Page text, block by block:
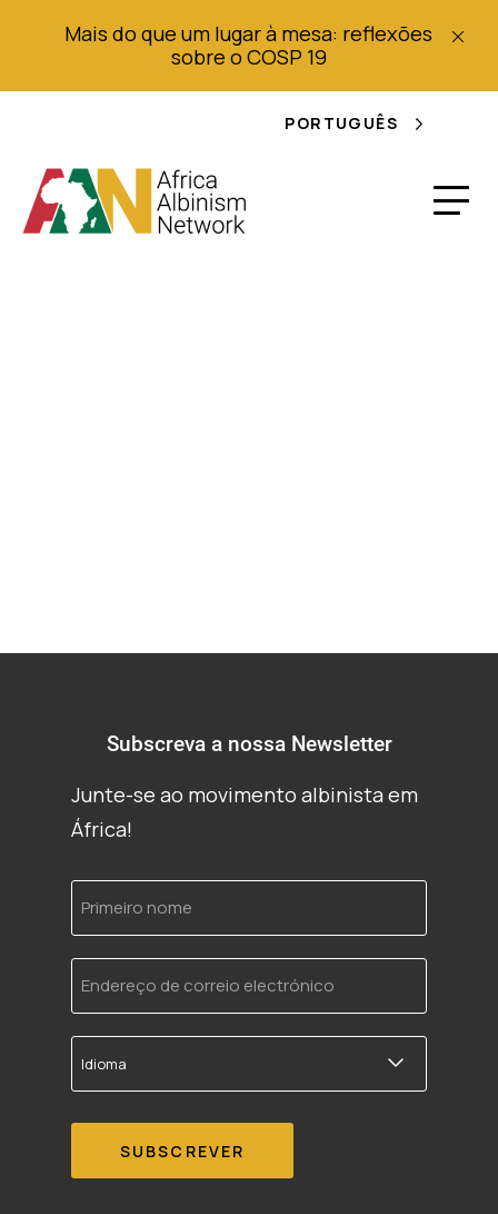
Mais do que um lugar à mesa: reflexões
sobre o COSP 19
PORTUGUÊS
Subscreva a nossa Newsletter
Junte-se ao movimento albinista em
África!
Primeiro
nome
Endereço
de
correio
electrónico
Idioma